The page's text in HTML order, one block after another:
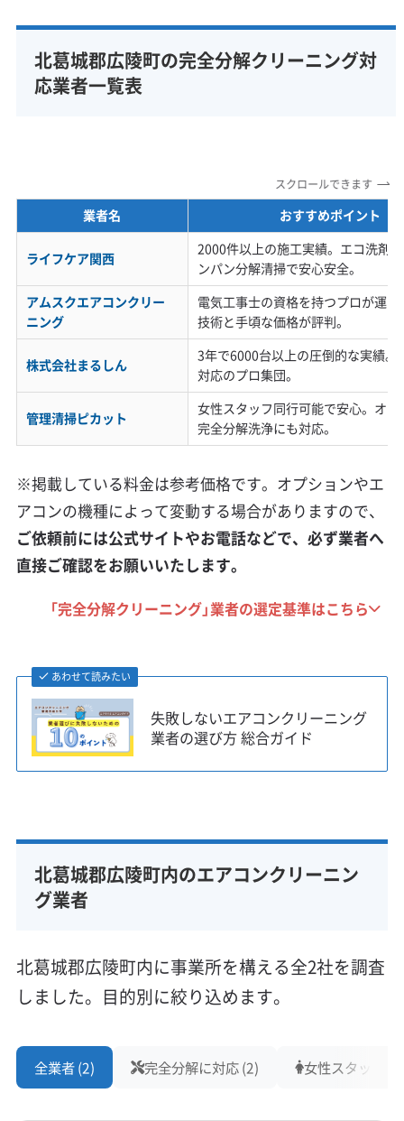
北葛城郡広陵町の完全分解クリーニング対
応業者一覧表
スクロールできます
業者名 おすすめポイント
ライフケア関西
2000件以上の施工実績。エコ洗剤
ンパン分解清掃で安心安全。
アムスクエアコンクリー
ニング
電気工事士の資格を持つプロが運
技術と手頃な価格が評判。
株式会社まるしん
3年で6000台以上の圧倒的な実績。
対応のプロ集団。
管理清掃ピカット
女性スタッフ同行可能で安心。オ
完全分解洗浄にも対応。
※掲載している料金は参考価格です。オプションやエ
アコンの機種によって変動する場合がありますので、
ご依頼前には公式サイトやお電話などで、必ず業者へ
直接ご確認をお願いいたします。
「完全分解クリーニング」業者の選定基準はこちら
あわせて読みたい
失敗しないエアコンクリーニング
業者の選び方 総合ガイド
北葛城郡広陵町内のエアコンクリーニン
グ業者
北葛城郡広陵町内に事業所を構える全2社を調査
しました。目的別に絞り込めます。
全業者 (2) 完全分解に対応 (2) 女性スタッフ在